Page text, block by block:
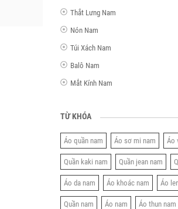
Thắt Lưng Nam
Nón Nam
Túi Xách Nam
Balô Nam
Mắt Kính Nam
TỪ KHÓA
Áo quần nam Áo sơ mi nam Áo
Quần kaki nam Quần jean nam
Áo da nam Áo khoác nam Áo
Quần nam Áo nam Áo thun nam